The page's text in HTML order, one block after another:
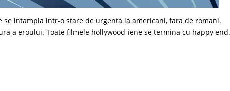
se intampla intr-o stare de urgenta la americani, fara de romani.
a eroului. Toate filmele hollywood-iene se termina cu happy end.